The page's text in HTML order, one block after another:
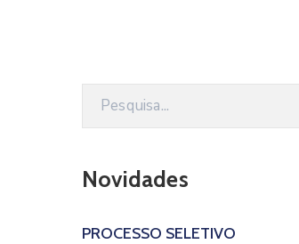
Novidades
PROCESSO SELETIVO